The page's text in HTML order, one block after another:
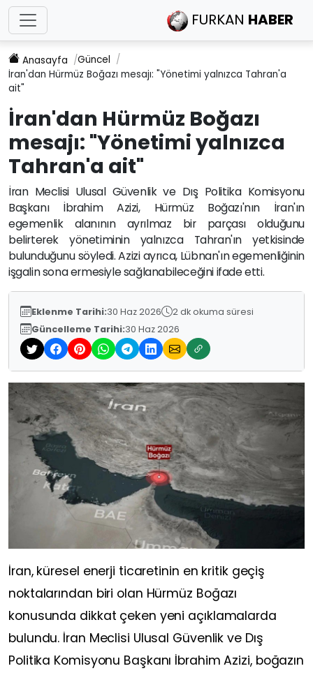
FURKAN HABER
Anasayfa
Güncel
İran'dan Hürmüz Boğazı mesajı: "Yönetimi yalnızca Tahran'a
ait"
İran'dan Hürmüz Boğazı
mesajı: "Yönetimi yalnızca
Tahran'a ait"
İran Meclisi Ulusal Güvenlik ve Dış Politika Komisyonu
Başkanı İbrahim Azizi, Hürmüz Boğazı'nın İran'ın
egemenlik alanının ayrılmaz bir parçası olduğunu
belirterek yönetiminin yalnızca Tahran'ın yetkisinde
bulunduğunu söyledi. Azizi ayrıca, Lübnan'ın egemenliğinin
işgalin sona ermesiyle sağlanabileceğini ifade etti.
Eklenme Tarihi:30 Haz 2026
2 dk okuma süresi
Güncelleme Tarihi:30 Haz 2026
İran, küresel enerji ticaretinin en kritik geçiş
noktalarından biri olan Hürmüz Boğazı
konusunda dikkat çeken yeni açıklamalarda
bulundu. İran Meclisi Ulusal Güvenlik ve Dış
Politika Komisyonu Başkanı İbrahim Azizi, boğazın